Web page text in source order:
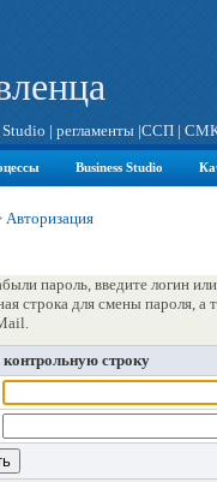
Studio | регламенты |ССП |
Business Studio
Авторизация
пароль, введите логин
строка для смены пароля,
строку